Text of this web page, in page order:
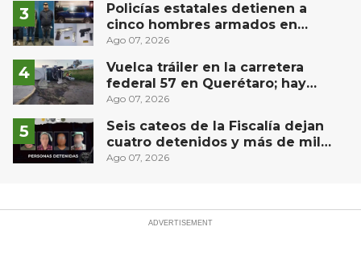
Policías estatales detienen a
cinco hombres armados en
Puebla capital
Ago 07, 2026
Vuelca tráiler en la carretera
federal 57 en Querétaro; hay
derrame de combustible
Ago 07, 2026
Seis cateos de la Fiscalía dejan
cuatro detenidos y más de mil
dosis aseguradas en Querétaro
Ago 07, 2026